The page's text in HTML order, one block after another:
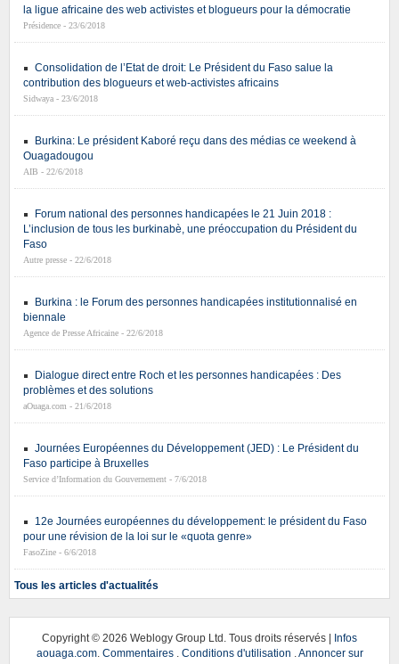
la ligue africaine des web activistes et blogueurs pour la démocratie
Présidence - 23/6/2018
Consolidation de l’Etat de droit: Le Président du Faso salue la
contribution des blogueurs et web-activistes africains
Sidwaya - 23/6/2018
Burkina: Le président Kaboré reçu dans des médias ce weekend à
Ouagadougou
AIB - 22/6/2018
Forum national des personnes handicapées le 21 Juin 2018 :
L’inclusion de tous les burkinabè, une préoccupation du Président du
Faso
Autre presse - 22/6/2018
Burkina : le Forum des personnes handicapées institutionnalisé en
biennale
Agence de Presse Africaine - 22/6/2018
Dialogue direct entre Roch et les personnes handicapées : Des
problèmes et des solutions
aOuaga.com - 21/6/2018
Journées Européennes du Développement (JED) : Le Président du
Faso participe à Bruxelles
Service d’Information du Gouvernement - 7/6/2018
12e Journées européennes du développement: le président du Faso
pour une révision de la loi sur le «quota genre»
FasoZine - 6/6/2018
Tous les articles d'actualités
Copyright © 2026 Weblogy Group Ltd. Tous droits réservés | Infos
aouaga.com. Commentaires. Conditions d'utilisation
Annoncer sur